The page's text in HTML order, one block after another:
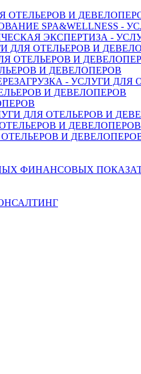
ОТЕЛЬЕРОВ И
SPA&WELLNESS -
ЭКСПЕРТИЗА -
ДЛЯ ОТЕЛЬЕРОВ И
ОТЕЛЬЕРОВ И
И ДЕВЕЛОПЕРОВ
- УСЛУГИ ДЛЯ
И ДЕВЕЛОПЕРОВ
ДЛЯ ОТЕЛЬЕРОВ И
И ДЕВЕЛОПЕРОВ
И
ФИНАНСОВЫХ